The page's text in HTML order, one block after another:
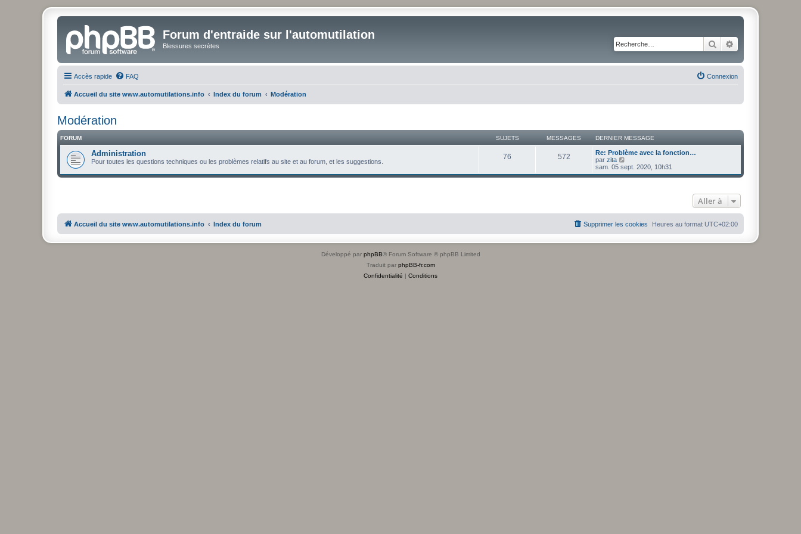
Forum d'entraide sur l'automutilation
Blessures secrètes Rechercher
Accès rapide FAQ Connexion
Accueil du site www.automutilations.info Index du forum Modération
Modération
FORUM SUJETS MESSAGES DERNIER MESSAGE
Administration
Pour toutes les questions techniques ou les problèmes relatifs au site et au forum, et les suggestions.
76 572
Re: Problème avec la fonction…
par zita
o
i
n
r
sam. 05 sept. 2020, 10h31
Aller à
Accueil du site www.automutilations.info Index du forum Heures au format UTC+02:00
Supprimer les cookies
Développé par phpBB® Forum Software © phpBB Limited
Traduit par phpBB-fr.com
Confidentialité | Conditions